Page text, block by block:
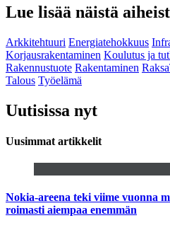
Lue lisää näistä
Arkkitehtuuri Energiatehokkuus
Korjausrakentaminen Koulutus ja
Rakennustuote Rakentaminen
Talous Työelämä
Uutisissa nyt
Uusimmat artikkelit
Nokia-areena teki viime vuonna
roimasti aiempaa enemmän